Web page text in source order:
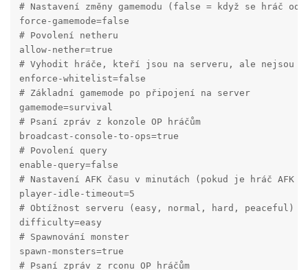
# Nastavení změny gamemodu (false = když se hráč
force-gamemode=false
# Povolení netheru
allow-nether=true
# Vyhodit hráče, kteří jsou na serveru, ale nejsou
enforce-whitelist=false
# Základní gamemode po připojení na server
gamemode=survival
# Psaní zpráv z konzole OP hráčům
broadcast-console-to-ops=true
# Povolení query
enable-query=false
# Nastavení AFK času v minutách (pokud je hráč AFK
player-idle-timeout=5
# Obtížnost serveru (easy, normal, hard, peaceful)
difficulty=easy
# Spawnování monster
spawn-monsters=true
# Psaní zpráv z rconu OP hráčům